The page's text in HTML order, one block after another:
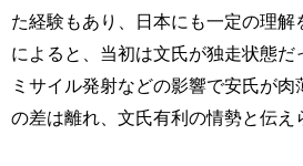
た経験もあり、日本にも一定の理解
によると、当初は文氏が独走状態だ
ミサイル発射などの影響で安氏が
の差は離れ、文氏有利の情勢と伝え